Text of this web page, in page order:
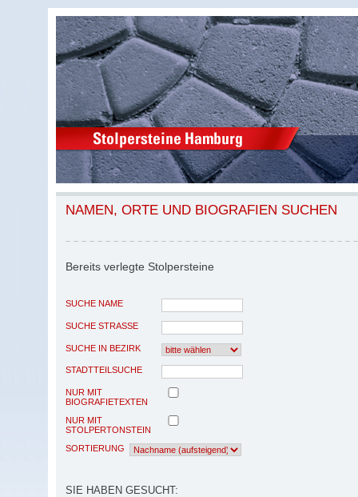
NAMEN, ORTE UND BIOGRAFIEN SUCHEN
Bereits verlegte Stolpersteine
SUCHE NAME
SUCHE STRASSE
SUCHE IN BEZIRK
STADTTEILSUCHE
NUR MIT
BIOGRAFIETEXTEN
NUR MIT
STOLPERTONSTEIN
SORTIERUNG
SIE HABEN GESUCHT: